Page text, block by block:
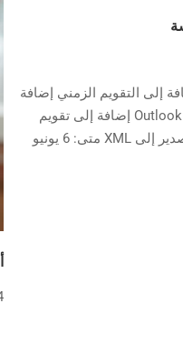
إلى التقويم الزمني إضافة
إلى تقويم Google إضافة إلى Outlook إضافة إلى تقويم
Apple إضافة إلى تقويم آخر تصدير إلى XML متى: 6 يونيو
4